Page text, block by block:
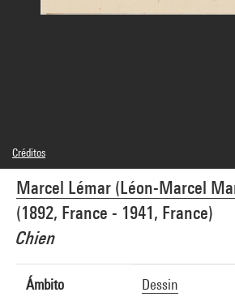
Marcel Lémar (Léon-Marcel
(1892, France - 1941, France)
Chien
Ámbito Dessin
Créditos
Domaine public
Créditos fotográficos : Centre Pompidou, MNAM-CCI/
GrandPalaisRmn
Referencia de la imagen : 4N62626
Difusión de la imagen :